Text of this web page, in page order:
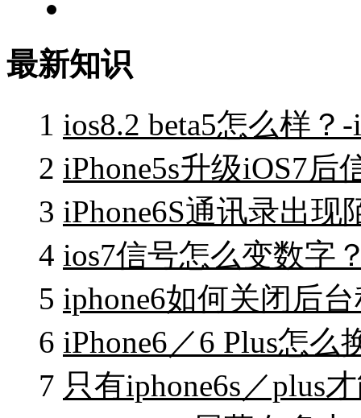
最新知识
1 ios8.2 beta5怎么样？
2 iPhone5s升级iOS7
3 iPhone6S通讯录出现
4 ios7信号怎么变数字
5 iphone6如何关闭后
6 iPhone6／6 Plus怎么
7 只有iphone6s／plus